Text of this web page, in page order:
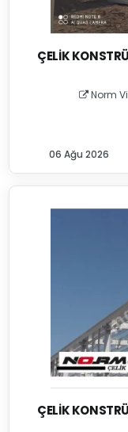
ÇELIK
Norm
06 Ağu 2026
ÇELIK